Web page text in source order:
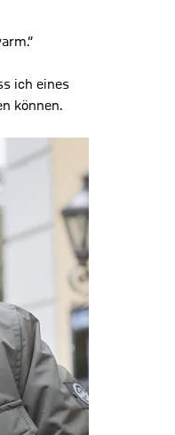
ich eines
können.